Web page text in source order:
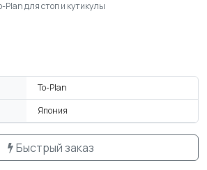
Plan для стоп и кутикулы
To-Plan
Япония
Быстрый заказ